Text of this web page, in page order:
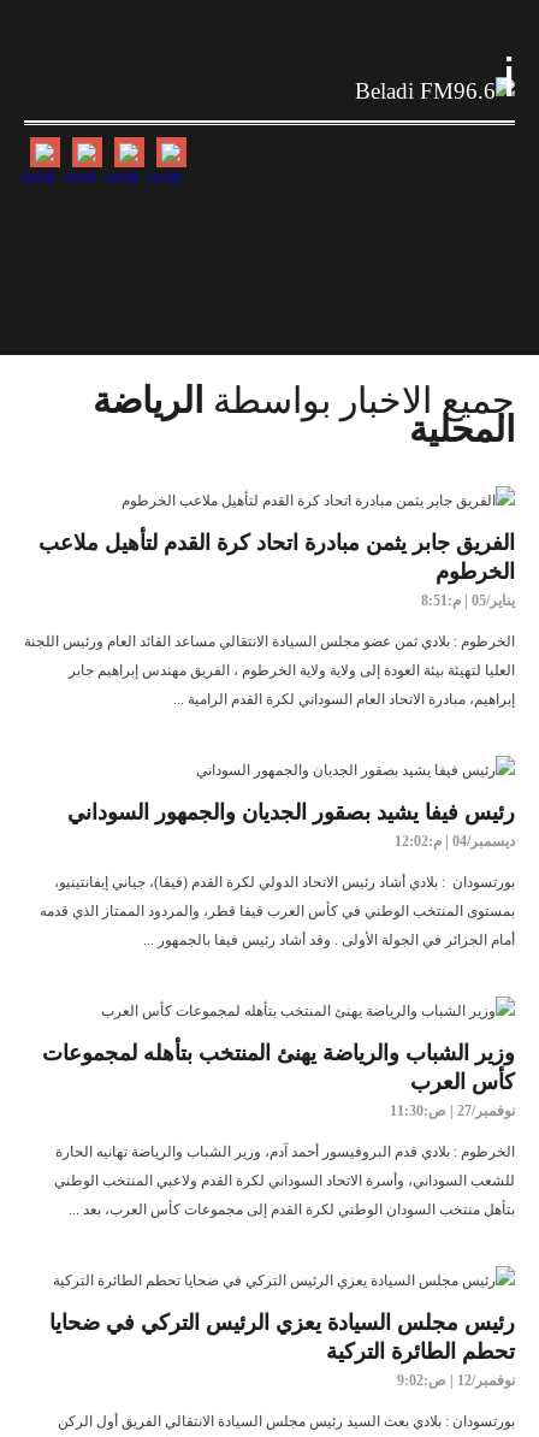
i
جميع الاخبار بواسطة الرياضة
المحلية
الفريق جابر يثمن مبادرة اتحاد كرة القدم لتأهيل ملاعب
الخرطوم
يناير/05 | م:8:51
الخرطوم : بلادي ثمن عضو مجلس السيادة الانتقالي مساعد القائد العام ورئيس اللجنة
العليا لتهيئة بيئة العودة إلى ولاية ولاية الخرطوم ، الفريق مهندس إبراهيم جابر
إبراهيم، مبادرة الاتحاد العام السوداني لكرة القدم الرامية ...
رئيس فيفا يشيد بصقور الجديان والجمهور السوداني
ديسمبر/04 | م:12:02
بورتسودان : بلادي أشاد رئيس الاتحاد الدولي لكرة القدم (فيفا)، جياني إيفانتينيو،
بمستوى المنتخب الوطني في كأس العرب فيفا قطر، والمردود الممتاز الذي قدمه
أمام الجزائر في الجولة الأولى . وقد أشاد رئيس فيفا بالجمهور ...
وزير الشباب والرياضة يهنئ المنتخب بتأهله لمجموعات
كأس العرب
نوفمبر/27 | ص:11:30
الخرطوم : بلادي قدم البروفيسور أحمد آدم، وزير الشباب والرياضة تهانيه الحارة
للشعب السوداني، وأسرة الاتحاد السوداني لكرة القدم ولاعبي المنتخب الوطني
بتأهل منتخب السودان الوطني لكرة القدم إلى مجموعات كأس العرب، بعد ...
رئيس مجلس السيادة يعزي الرئيس التركي في ضحايا
تحطم الطائرة التركية
نوفمبر/12 | ص:9:02
بورتسودان : بلادي بعث السيد رئيس مجلس السيادة الانتقالي الفريق أول الركن